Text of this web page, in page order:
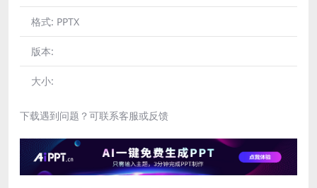
格式: PPTX
版本:
大小:
下载遇到问题？可联系客服或反馈